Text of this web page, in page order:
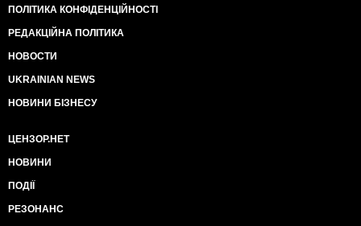
ПОЛІТИКА КОНФІДЕНЦІЙНОСТІ
РЕДАКЦІЙНА ПОЛІТИКА
НОВОСТИ
UKRAINIAN NEWS
НОВИНИ БІЗНЕСУ
ЦЕНЗОР.НЕТ
НОВИНИ
ПОДІЇ
РЕЗОНАНС